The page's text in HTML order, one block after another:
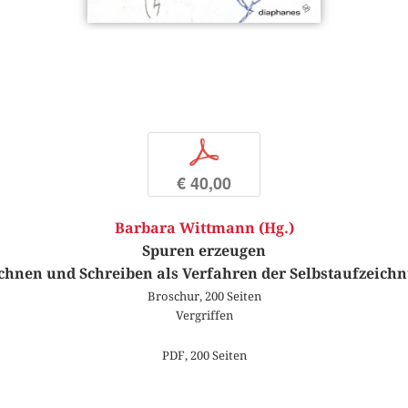
p
€ 40,00
Barbara Wittmann (Hg.)
Spuren erzeugen
und Schreiben als Verfahren der
Broschur, 200 Seiten
Vergriffen
PDF, 200 Seiten